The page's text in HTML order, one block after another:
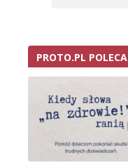
PROTO.PL POLECA